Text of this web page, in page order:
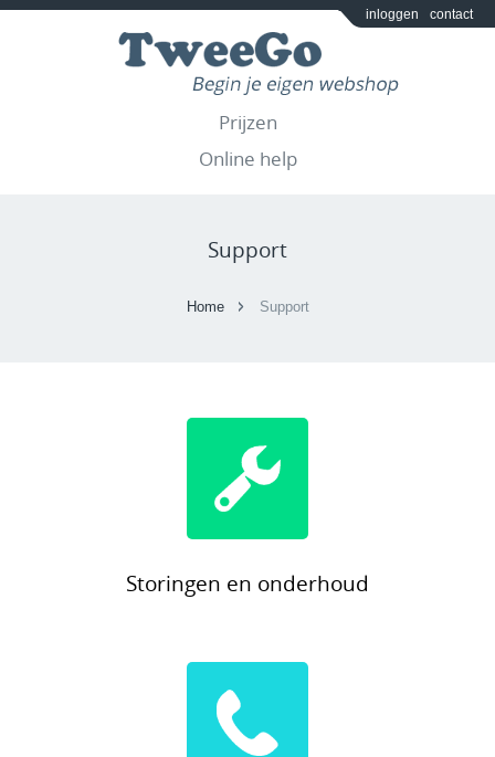
inloggen contact
Prijzen
Online help
Support
Home Support
Storingen en onderhoud